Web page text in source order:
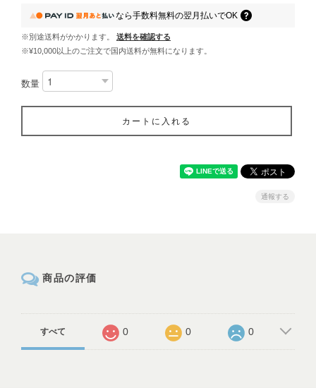
なら手数料無料の翌月払いでOK
※別途送料がかかります。
送料を確認する
※¥10,000以上のご注文で国内送料が無料になります。
数量
カートに入れる
通報する
商品の評価
すべて 0 0 0